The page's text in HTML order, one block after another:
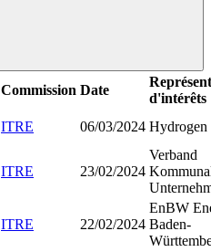
Commission Date
d'intérêts
ITRE 06/03/2024 Hydrogen
ITRE 23/02/2024
Verband
ITRE 22/02/2024
EnBW
Baden-